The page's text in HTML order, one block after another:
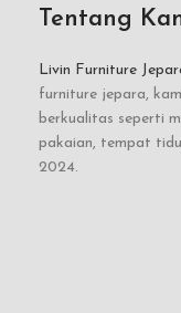
Tentang
Livin Furniture
furniture jepara,
berkualitas seperti
pakaian, tempat
2024.